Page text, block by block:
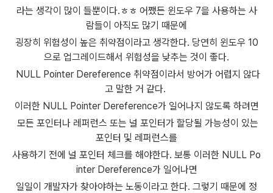
라는 생각이 많이 들뿐이다.ㅎㅎ 어쨌든 윈도우 7을 사용하는 사
람들이 아직도 많기 때문에
굉장히 위험성이 높은 취약점이라고 생각한다. 당연히 윈도우 10
으로 업그레이드해서 위험성을 낮추는 것이 좋다.
NULL Pointer Dereference 취약점이라서 방어가 어렵지 않다
고 말한 거 같다.
이러한 NULL Pointer Dereference가 일어나지 않도록 하려면
모든 포인터나 레퍼런스 또는 널 포인터가 할당될 가능성이 있는
포인터 및 레퍼런스를
사용하기 전에 널 포인터 체크를 해야한다. 보통 이러한 NULL Po
inter Dereference가 일어나면
일일이 개발자가 찾아야하는 노동이라고 한다. 그렇기 때문에 정